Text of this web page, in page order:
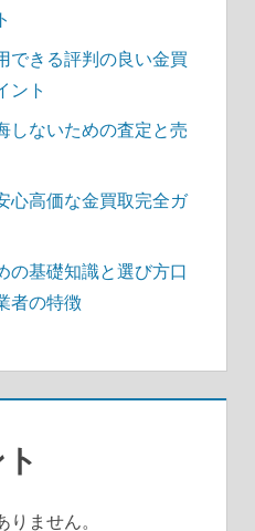
できる評判の良い金買
ント
しないための査定と売
心高価な金買取完全ガ
の基礎知識と選び方口
者の特徴
ません。